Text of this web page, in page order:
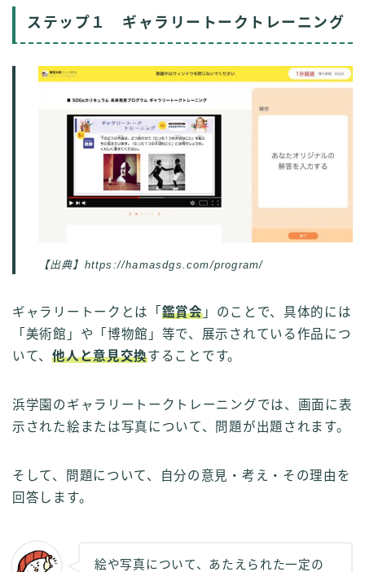
ステップ１ ギャラリートークトレーニング
【出典】https://hamasdgs.com/program/
ギャラリートークとは「 鑑賞会」のことで、具体的には
「美術館」や「博物館」等で、展示されている作品につ
いて、他人と意見交換することです。
浜学園のギャラリートークトレーニングでは、画面に表
示された絵または写真について、問題が出題されます。
そして、問題について、自分の意見・考え・その理由を
回答します。
絵や写真について、あたえられた一定の